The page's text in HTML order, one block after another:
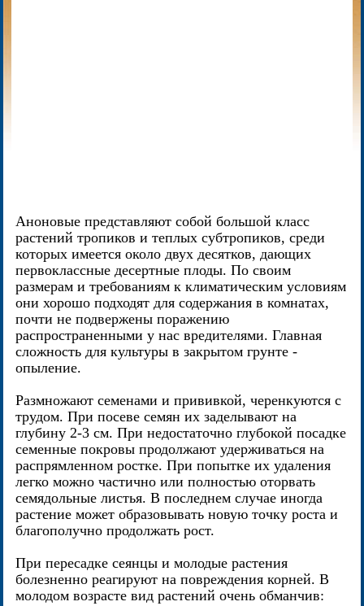
Аноновые представляют собой большой класс
растений тропиков и теплых субтропиков, среди
которых имеется около двух десятков, дающих
первоклассные десертные плоды. По своим
размерам и требованиям к климатическим условиям
они хорошо подходят для содержания в комнатах,
почти не подвержены поражению
распространенными у нас вредителями. Главная
сложность для культуры в закрытом грунте -
опыление.
Размножают семенами и прививкой, черенкуются с
трудом. При посеве семян их заделывают на
глубину 2-3 см. При недостаточно глубокой посадке
семенные покровы продолжают удерживаться на
распрямленном ростке. При попытке их удаления
легко можно частично или полностью оторвать
семядольные листья. В последнем случае иногда
растение может образовывать новую точку роста и
благополучно продолжать рост.
При пересадке сеянцы и молодые растения
болезненно реагируют на повреждения корней. В
молодом возрасте вид растений очень обманчив: